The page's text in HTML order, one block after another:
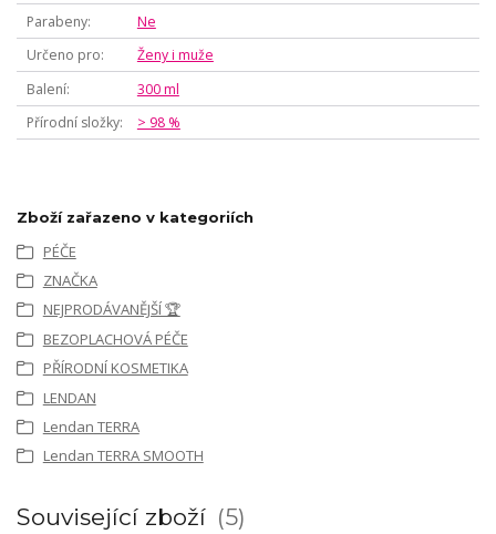
Parabeny
Ne
Určeno pro
Ženy i muže
Balení
300 ml
Přírodní složky
> 98 %
Zboží zařazeno v kategoriích
PÉČE
ZNAČKA
NEJPRODÁVANĚJŠÍ 🏆
BEZOPLACHOVÁ PÉČE
PŘÍRODNÍ KOSMETIKA
LENDAN
Lendan TERRA
Lendan TERRA SMOOTH
Související zboží 5